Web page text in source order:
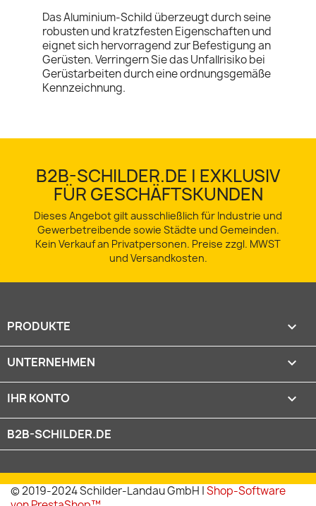
Das Aluminium-Schild überzeugt durch seine
robusten und kratzfesten Eigenschaften und
eignet sich hervorragend zur Befestigung an
Gerüsten. Verringern Sie das Unfallrisiko bei
Gerüstarbeiten durch eine ordnungsgemäße
Kennzeichnung.
B2B-SCHILDER.DE | EXKLUSIV
FÜR GESCHÄFTSKUNDEN
Dieses Angebot gilt ausschließlich für Industrie und
Gewerbetreibende sowie Städte und Gemeinden.
Kein Verkauf an Privatpersonen. Preise zzgl. MWST
und Versandkosten.
PRODUKTE 
UNTERNEHMEN 
IHR KONTO 
B2B-SCHILDER.DE
© 2019-2024 Schilder-Landau GmbH |Shop-Software